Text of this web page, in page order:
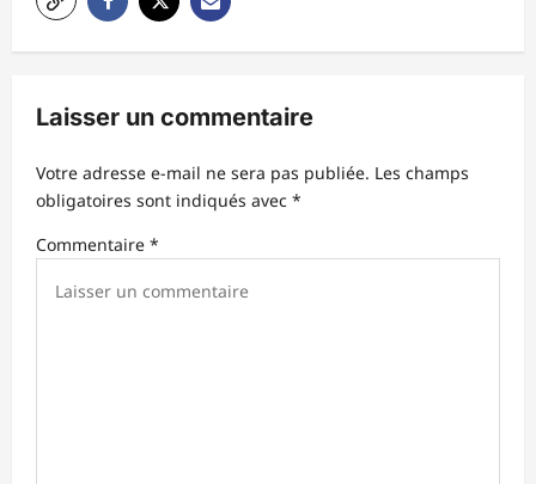
i
o
d
’
a
r
Laisser un commentaire
Votre adresse e-mail ne sera pas publiée. Les champs
obligatoires sont indiqués avec *
Commentaire *